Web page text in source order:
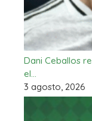
Dani Ceballos
el…
3 agosto, 2026